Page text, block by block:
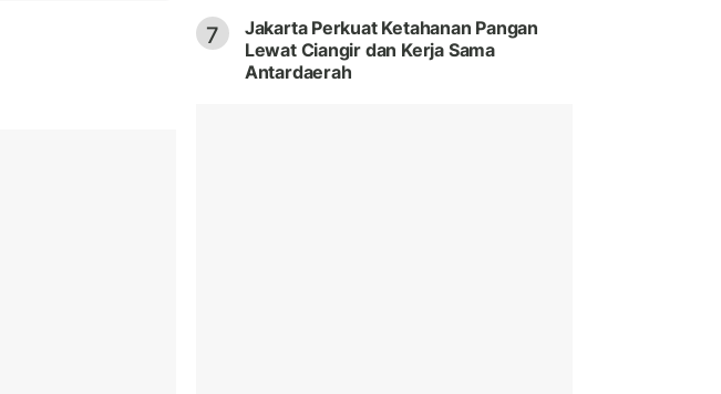
7
Jakarta Perkuat Ketahanan Pangan
Lewat Ciangir dan Kerja Sama
Antardaerah